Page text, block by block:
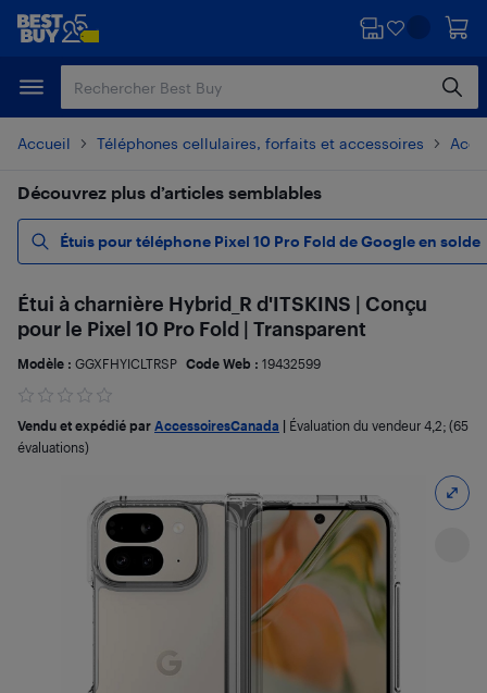
Passer
principal
Passer
Accueil Téléphones cellulaires, forfaits et accessoires
Découvrez plus d’articles semblables
Étuis pour téléphone Pixel 10 Pro Fold de Google en solde
Étui à charnière Hybrid_R d'ITSKINS | Conçu
pour le Pixel 10 Pro Fold | Transparent
Modèle : GGXFHYICLTRSP Code Web : 19432599
Vendu et expédié par AccessoiresCanada Évaluation du vendeur 4,2; (65
évaluations)